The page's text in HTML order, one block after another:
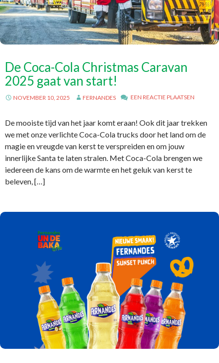
De Coca-Cola Christmas Caravan
2025 gaat van start!
NOVEMBER 10, 2025 FERNANDES EEN REACTIE PLAATSEN
De mooiste tijd van het jaar komt eraan! Ook dit jaar trekken
we met onze verlichte Coca-Cola trucks door het land om de
magie en vreugde van kerst te verspreiden en om jouw
innerlijke Santa te laten stralen. Met Coca-Cola brengen we
iedereen de kans om de warmte en het geluk van kerst te
beleven, […]